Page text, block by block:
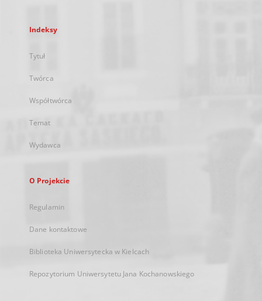
Indeksy
Tytuł
Twórca
Współtwórca
Temat
Wydawca
O Projekcie
Regulamin
Dane kontaktowe
Biblioteka Uniwersytecka w Kielcach
Repozytorium Uniwersytetu Jana Kochanowskiego